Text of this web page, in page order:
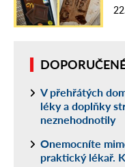
V přehřátých
léky a doplňky
neznehodnotily
Onemocníte
praktický lékař.